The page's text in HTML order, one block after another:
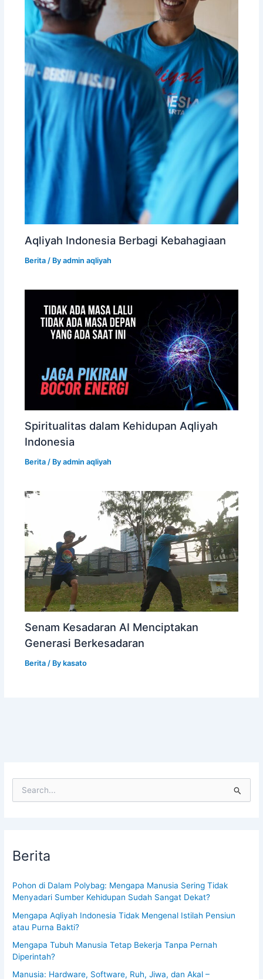
Aqliyah Indonesia Berbagi Kebahagiaan
Berita/ By admin aqliyah
Spiritualitas dalam Kehidupan Aqliyah
Indonesia
Berita/ By admin aqliyah
Senam Kesadaran AI Menciptakan
Generasi Berkesadaran
Berita/ By kasato
e
h
f
r
:
Berita
Pohon di Dalam Polybag: Mengapa Manusia Sering Tidak
Menyadari Sumber Kehidupan Sudah Sangat Dekat?
Mengapa Aqliyah Indonesia Tidak Mengenal Istilah Pensiun
atau Purna Bakti?
Mengapa Tubuh Manusia Tetap Bekerja Tanpa Pernah
Diperintah?
Manusia: Hardware, Software, Ruh, Jiwa, dan Akal –